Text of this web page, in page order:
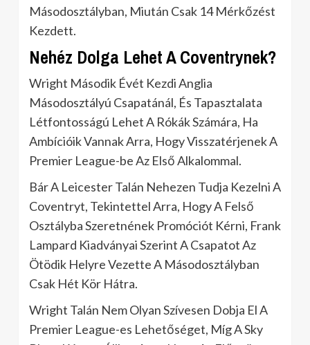
Másodosztályban, Miután Csak 14 Mérkőzést
Kezdett.
Nehéz Dolga Lehet A Coventrynek?
Wright Második Évét Kezdi Anglia
Másodosztályú Csapatánál, És Tapasztalata
Létfontosságú Lehet A Rókák Számára, Ha
Ambícióik Vannak Arra, Hogy Visszatérjenek A
Premier League-be Az Első Alkalommal.
Bár A Leicester Talán Nehezen Tudja Kezelni A
Coventryt, Tekintettel Arra, Hogy A Felső
Osztályba Szeretnének Promóciót Kérni, Frank
Lampard Kiadványai Szerint A Csapatot Az
Ötödik Helyre Vezette A Másodosztályban
Csak Hét Kör Hátra.
Wright Talán Nem Olyan Szívesen Dobja El A
Premier League-es Lehetőséget, Míg A Sky